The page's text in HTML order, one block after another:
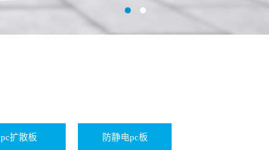
pc扩散板 防静电pc板